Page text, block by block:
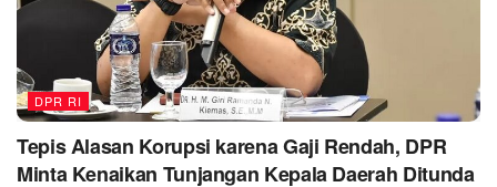
DPR RI
Tepis Alasan Korupsi karena Gaji Rendah, DPR
Minta Kenaikan Tunjangan Kepala Daerah Ditunda